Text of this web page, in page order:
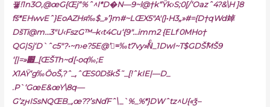
꿯!1n3O,@œG{Œj“%ˆ^I*D�N—9~l@†k“Ÿk›S;0[/‘Oazˆ4?&\H ]8
fš*EHwvEˆ}EoAZHя‰$_»’}m#~LŒX5″A'(}•H3„»#={D†qWd竨
DšTi@m…3″U‹FszG™–k‹t4Cu‘{9″…imm2 {ELf 0MHo†
QG|Sj‘D`ˆc5″?•~n›e?5E@’=ُ‰t7vy»Nͨ_1DwI~T$GDŠ߱MŠ9
‘[|=»׏_[ŒŠTh~d[•oq‰;E
X1AŸ‘g‰ӦoŠ,?ˆ_,ˆŒS0DškŠ˜_[!ˆkIE|—D_
.P`‘GœE&œY\8q—
G’zԩISsNQŒB_,œ??’sNďFˆ\_`%_%*}DWˆtz^U{«ǯ–